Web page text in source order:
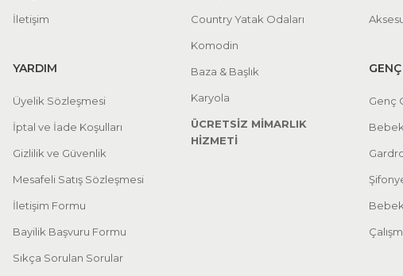
İletişim
YARDIM
Üyelik Sözleşmesi
İptal ve İade Koşulları
Gizlilik ve Güvenlik
Mesafeli Satış Sözleşmesi
İletişim Formu
Bayilik Başvuru Formu
Sıkça Sorulan Sorular
Country Yatak Odaları
Komodin
Baza & Başlık
Karyola
ÜCRETSİZ MİMARLIK
HİZMETİ
Genç
Bebek